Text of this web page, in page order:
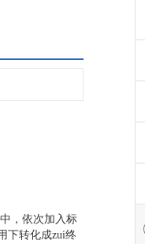
，依次加入标
下转化成zui终